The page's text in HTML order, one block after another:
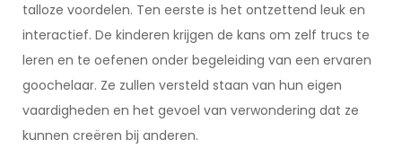
talloze voordelen. Ten eerste is het ontzettend leuk en
interactief. De kinderen krijgen de kans om zelf trucs te
leren en te oefenen onder begeleiding van een ervaren
goochelaar. Ze zullen versteld staan van hun eigen
vaardigheden en het gevoel van verwondering dat ze
kunnen creëren bij anderen.